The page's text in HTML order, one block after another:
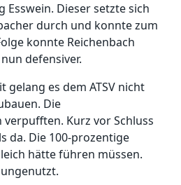
Esswein. Dieser setzte sich
durch und konnte zum
konnte Reichenbach
defensiver.
gelang es dem ATSV nicht
Die
Kurz vor Schluss
da. Die 100-prozentige
hätte führen müssen.